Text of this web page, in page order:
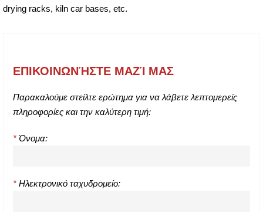
drying racks, kiln car bases, etc.
ΕΠΙΚΟΙΝΩΝΉΣΤΕ ΜΑΖΊ ΜΑΣ
Παρακαλούμε στείλτε ερώτημα για να λάβετε λεπτομερείς
πληροφορίες και την καλύτερη τιμή:
* Όνομα:
* Ηλεκτρονικό ταχυδρομείο: